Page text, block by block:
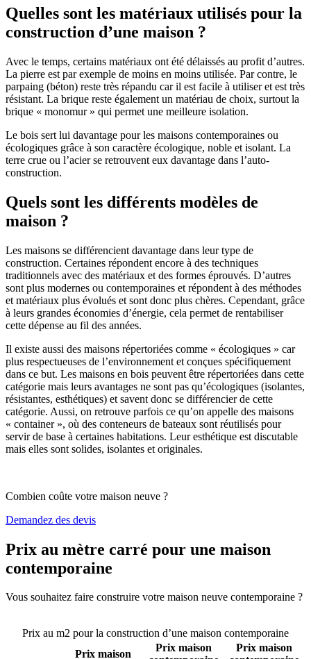
Quelles sont les matériaux utilisés pour la
construction d’une maison ?
Avec le temps, certains matériaux ont été délaissés au profit d’autres.
La pierre est par exemple de moins en moins utilisée. Par contre, le
parpaing (béton) reste très répandu car il est facile à utiliser et est très
résistant. La brique reste également un matériau de choix, surtout la
brique « monomur » qui permet une meilleure isolation.
Le bois sert lui davantage pour les maisons contemporaines ou
écologiques grâce à son caractère écologique, noble et isolant. La
terre crue ou l’acier se retrouvent eux davantage dans l’auto-
construction.
Quels sont les différents modèles de
maison ?
Les maisons se différencient davantage dans leur type de
construction. Certaines répondent encore à des techniques
traditionnels avec des matériaux et des formes éprouvés. D’autres
sont plus modernes ou contemporaines et répondent à des méthodes
et matériaux plus évolués et sont donc plus chères. Cependant, grâce
à leurs grandes économies d’énergie, cela permet de rentabiliser
cette dépense au fil des années.
Il existe aussi des maisons répertoriées comme « écologiques » car
plus respectueuses de l’environnement et conçues spécifiquement
dans ce but. Les maisons en bois peuvent être répertoriées dans cette
catégorie mais leurs avantages ne sont pas qu’écologiques (isolantes,
résistantes, esthétiques) et savent donc se différencier de cette
catégorie. Aussi, on retrouve parfois ce qu’on appelle des maisons
« container », où des conteneurs de bateaux sont réutilisés pour
servir de base à certaines habitations. Leur esthétique est discutable
mais elles sont solides, isolantes et originales.
Combien coûte votre maison neuve ?
Demandez des devis
Prix au mètre carré pour une maison
contemporaine
Vous souhaitez faire construire votre maison neuve contemporaine ?
Prix au m2 pour la construction d’une maison contemporaine
Prix maison
Prix maison
Prix maison